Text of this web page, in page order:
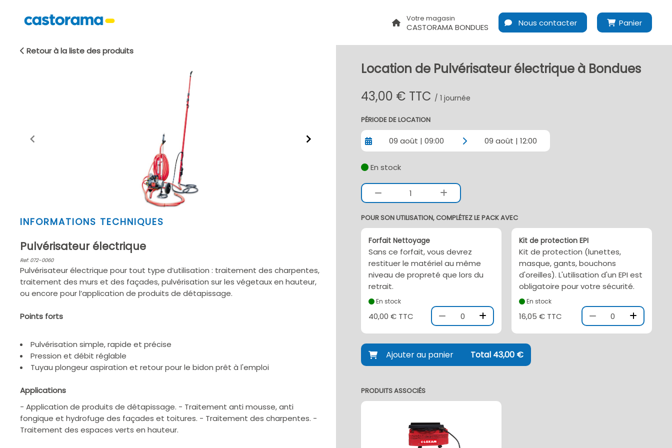
Votre magasin
CASTORAMA BONDUES Nous contacter Panier
Retour à la liste des produits
Item
of
2
INFORMATIONS TECHNIQUES
Pulvérisateur électrique
Ref: 072-0060
Pulvérisateur électrique pour tout type d’utilisation : traitement des charpentes,
traitement des murs et des façades, pulvérisation sur les végetaux en hauteur,
ou encore pour l’application de produits de détapissage.
Points forts
Pulvérisation simple, rapide et précise
Pression et débit réglable
Tuyau plongeur aspiration et retour pour le bidon prêt à l'emploi
Applications
- Application de produits de détapissage. - Traitement anti mousse, anti
fongique et hydrofuge des façades et toitures. - Traitement des charpentes. -
Traitement des espaces verts en hauteur.
Location de Pulvérisateur électrique à Bondues
43,00 € TTC / 1 journée
PÉRIODE DE LOCATION
09 août | 09:00 09 août | 12:00
En stock
1
POUR SON UTILISATION, COMPLÉTEZ LE PACK AVEC
Forfait Nettoyage
Sans ce forfait, vous devrez
restituer le matériel au même
niveau de propreté que lors du
retrait.
En stock
40,00 € TTC 0
Kit de protection EPI
Kit de protection (lunettes,
masque, gants, bouchons
d'oreilles). L'utilisation d'un EPI est
obligatoire pour votre sécurité.
En stock
16,05 € TTC 0
Ajouter au panier Total 43,00 €
PRODUITS ASSOCIÉS